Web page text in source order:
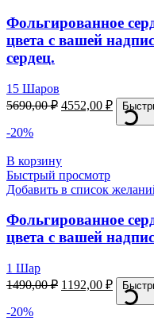
Фольгированное
цвета с вашей
сердец.
15 Шаров
5690,00₽ 4552,00 ₽
-20%
В корзину
Быстрый просмотр
Добавить в список
Фольгированное
цвета с вашей
1 Шар
1490,00₽ 1192,00 ₽
-20%